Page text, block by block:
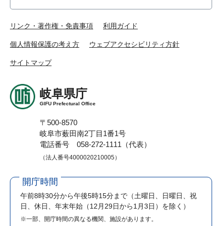
リンク・著作権・免責事項 利用ガイド
個人情報保護の考え方 ウェブアクセシビリティ方針
サイトマップ
岐阜県庁
GIFU Prefectural Office
〒500-8570
岐阜市薮田南2丁目1番1号
電話番号 058-272-1111（代表）
（法人番号4000020210005）
開庁時間
午前8時30分から午後5時15分まで （土曜日、日曜日、祝
日、休日、年末年始（12月29日から1月3日）を除く）
※一部、開庁時間の異なる機関、施設があります。